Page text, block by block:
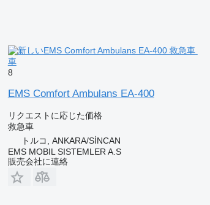
車
8
EMS Comfort Ambulans EA-400
リクエストに応じた価格
救急車
トルコ, ANKARA/SİNCAN
EMS MOBIL SISTEMLER A.S
販売会社に連絡